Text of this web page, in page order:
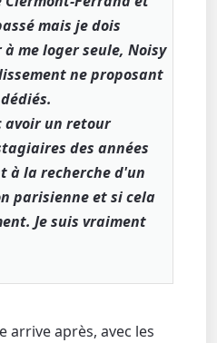
mais je dois
me loger seule, Noisy
ne proposant
avoir un retour
des années
à la recherche d'un
parisienne et si cela
Je suis vraiment
arrive après, avec les